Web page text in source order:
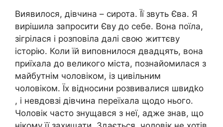
Виявилося, дівчина – сирота. Її звуть Єва. Я
вирішила запросити Єву до себе. Вона поїла,
зігрілася і розповіла далі свою життєву
історію. Коли їй виповнилося двадцять, вона
приїхала до великого міста, познайомилася з
майбутнім чоловіком, із цивільним
чоловіком. Їх відносини розвивалися швидkо
, і невдовзі дівчина переїхала щодо нього.
Чоловік часто знущався з неї, адже знав, що